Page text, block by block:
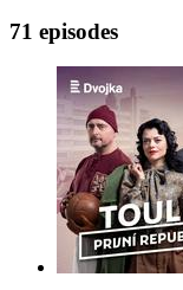
71 episodes